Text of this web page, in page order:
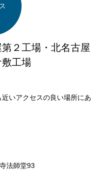
２工場・北名古屋
工場
いアクセスの良い場所にあ
法師堂93